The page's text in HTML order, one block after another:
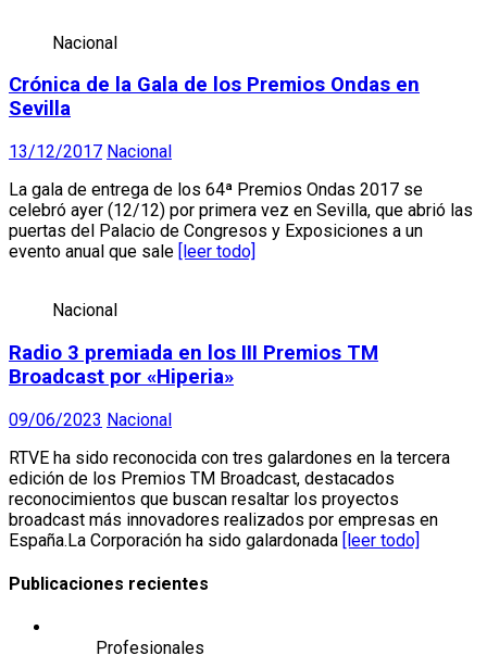
Nacional
Crónica de la Gala de los Premios Ondas en
Sevilla
13/12/2017 Nacional
La gala de entrega de los 64ª Premios Ondas 2017 se
celebró ayer (12/12) por primera vez en Sevilla, que abrió las
puertas del Palacio de Congresos y Exposiciones a un
evento anual que sale [leer todo]
Nacional
Radio 3 premiada en los III Premios TM
Broadcast por «Hiperia»
09/06/2023 Nacional
RTVE ha sido reconocida con tres galardones en la tercera
edición de los Premios TM Broadcast, destacados
reconocimientos que buscan resaltar los proyectos
broadcast más innovadores realizados por empresas en
España.La Corporación ha sido galardonada [leer todo]
Publicaciones recientes
Profesionales